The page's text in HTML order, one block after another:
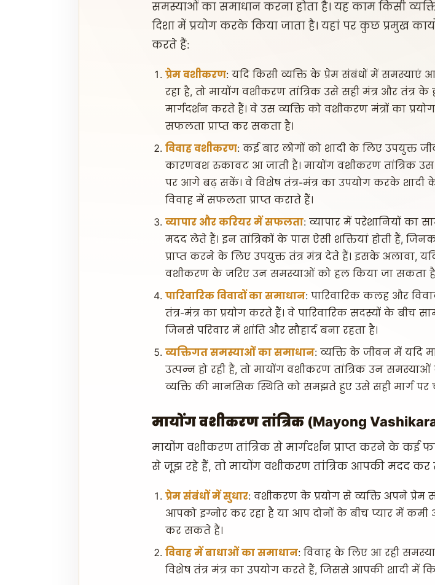
समस्याओं का समाधान करना होता है। यह काम किसी
दिशा में प्रयोग करके किया जाता है। यहां पर कुछ प्रमुख
करते हैं:
प्रेम वशीकरण: यदि किसी व्यक्ति के प्रेम संबंधों में समस्याएं
रहा है, तो मायोंग वशीकरण तांत्रिक उसे सही मंत्र और तंत्र
मार्गदर्शन करते हैं। वे उस व्यक्ति को वशीकरण मंत्रों का
सफलता प्राप्त कर सकता है।
विवाह वशीकरण: कई बार लोगों को शादी के लिए उपयुक्त
कारणवश रुकावट आ जाती है। मायोंग वशीकरण तांत्रिक उस
पर आगे बढ़ सकें। वे विशेष तंत्र-मंत्र का उपयोग करके
विवाह में सफलता प्राप्त कराते हैं।
व्यापार और करियर में सफलता: व्यापार में परेशानियों का
मदद लेते हैं। इन तांत्रिकों के पास ऐसी शक्तियां होती हैं,
प्राप्त करने के लिए उपयुक्त तंत्र मंत्र देते हैं। इसके अलावा,
वशीकरण के जरिए उन समस्याओं को हल किया जा सकता
पारिवारिक विवादों का समाधान: पारिवारिक कलह और
तंत्र-मंत्र का प्रयोग करते हैं। वे पारिवारिक सदस्यों के बीच
जिनसे परिवार में शांति और सौहार्द बना रहता है।
व्यक्तिगत समस्याओं का समाधान: व्यक्ति के जीवन में यदि
उत्पन्न हो रही हैं, तो मायोंग वशीकरण तांत्रिक उन
व्यक्ति की मानसिक स्थिति को समझते हुए उसे सही मार्ग
मायोंग वशीकरण तांत्रिक (Mayong
मायोंग वशीकरण तांत्रिक से मार्गदर्शन प्राप्त करने के
से जूझ रहे हैं, तो मायोंग वशीकरण तांत्रिक आपकी मदद
प्रेम संबंधों में सुधार: वशीकरण के प्रयोग से व्यक्ति अपने प्रेम
आपको इग्नोर कर रहा है या आप दोनों के बीच प्यार में
कर सकते हैं।
विवाह में बाधाओं का समाधान: विवाह के लिए आ रही
विशेष तंत्र मंत्र का उपयोग करते हैं, जिससे आपकी शादी में